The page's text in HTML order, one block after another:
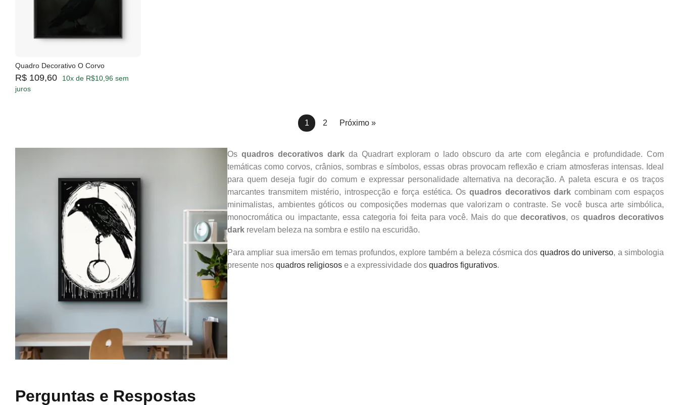
Quadro Decorativo O Corvo
R$ 109,60
10x de R$10,96 sem
juros
1 2 Próximo »
Os quadros decorativos darkda Quadrart exploram o lado obscuro da arte com elegância e profundidade. Com
temáticas como corvos, crânios, sombras e símbolos, essas obras provocam reflexão e criam atmosferas intensas. Ideal
para quem deseja fugir do comum e expressar personalidade alternativa na decoração. A paleta escura e os traços
marcantes transmitem mistério, introspecção e força estética. Os quadros decorativos dark combinam com espaços
minimalistas, ambientes góticos ou composições modernas que valorizam o contraste. Se você busca arte simbólica,
monocromática ou impactante, essa categoria foi feita para você. Mais do quedecorativos, os quadros decorativos
dark revelam beleza na sombra e estilo na escuridão.
Para ampliar sua imersão em temas profundos, explore também a beleza cósmica dos quadros do universo, a simbologia
presente nos quadros religiosos e a expressividade dos quadros figurativos.
Perguntas e Respostas